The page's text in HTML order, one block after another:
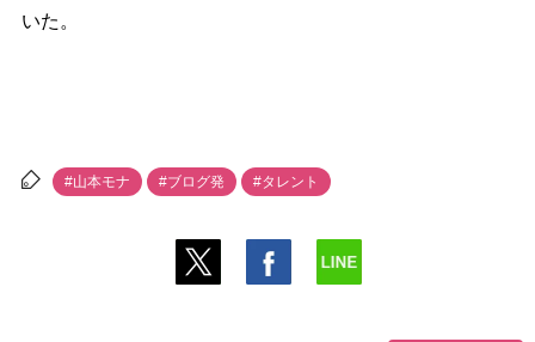
いた。
#山本モナ #ブログ発 #タレント